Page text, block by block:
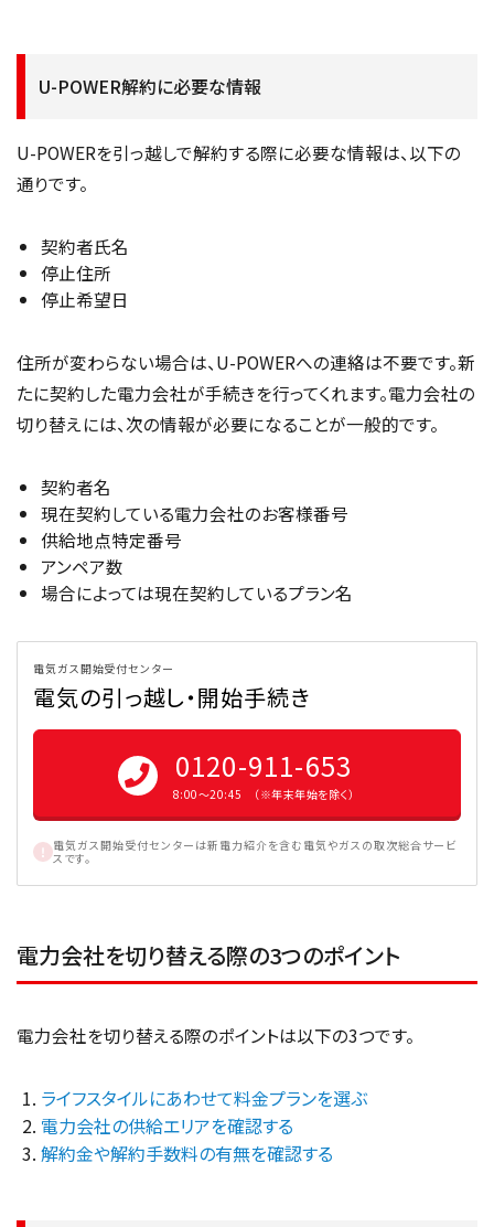
U-POWER解約に必要な情報
U-POWERを引っ越しで解約する際に必要な情報は、以下の
通りです。
契約者氏名
停止住所
停止希望日
住所が変わらない場合は、U-POWERへの連絡は不要です。新
たに契約した電力会社が手続きを行ってくれます。電力会社の
切り替えには、次の情報が必要になることが一般的です。
契約者名
現在契約している電力会社のお客様番号
供給地点特定番号
アンペア数
場合によっては現在契約しているプラン名
電気ガス開始受付センター
電気の引っ越し・開始手続き
0120-911-653
8:00〜20:45 （※年末年始を除く）
電気ガス開始受付センターは新電力紹介を含む電気やガスの取次総合サービ
スです。
電力会社を切り替える際の3つのポイント
電力会社を切り替える際のポイントは以下の3つです。
ライフスタイルにあわせて料金プランを選ぶ
電力会社の供給エリアを確認する
解約金や解約手数料の有無を確認する